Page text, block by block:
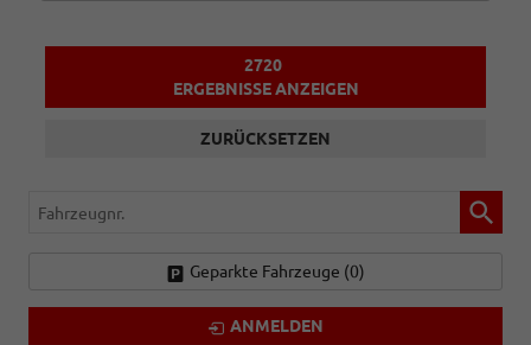
2720
ERGEBNISSE ANZEIGEN
ZURÜCKSETZEN
Fahrzeugnr.
Geparkte Fahrzeuge (0)
ANMELDEN